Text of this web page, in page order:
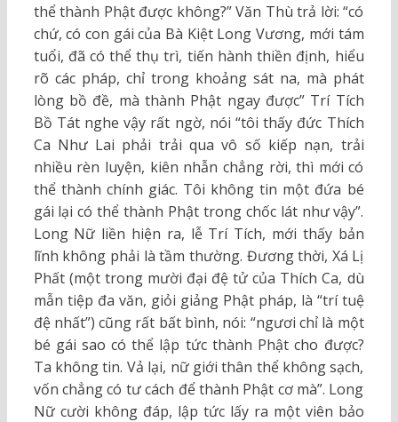
thể thành Phật được không?” Văn Thù trả lời: “có
chứ, có con gái của Bà Kiệt Long Vương, mới tám
tuổi, đã có thể thụ trì, tiến hành thiền định, hiểu
rõ các pháp, chỉ trong khoảng sát na, mà phát
lòng bồ đề, mà thành Phật ngay được” Trí Tích
Bồ Tát nghe vậy rất ngờ, nói “tôi thấy đức Thích
Ca Như Lai phải trải qua vô số kiếp nạn, trải
nhiều rèn luyện, kiên nhẫn chẳng rời, thì mới có
thể thành chính giác. Tôi không tin một đứa bé
gái lại có thể thành Phật trong chốc lát như vậy”.
Long Nữ liền hiện ra, lễ Trí Tích, mới thấy bản
lĩnh không phải là tầm thường. Đương thời, Xá Lị
Phất (một trong mười đại đệ tử của Thích Ca, dù
mẫn tiệp đa văn, giỏi giảng Phật pháp, là “trí tuệ
đệ nhất”) cũng rất bất bình, nói: “ngươi chỉ là một
bé gái sao có thể lập tức thành Phật cho được?
Ta không tin. Vả lại, nữ giới thân thể không sạch,
vốn chẳng có tư cách để thành Phật cơ mà”. Long
Nữ cười không đáp, lập tức lấy ra một viên bảo